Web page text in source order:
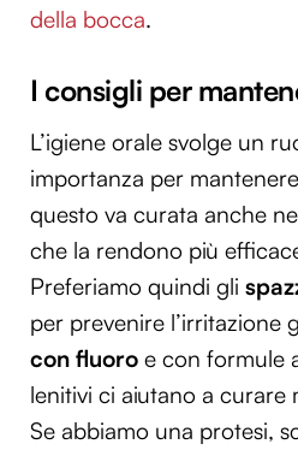
della bocca.
I consigli per
L’igiene orale svolge un
importanza per
questo va curata anche
che la rendono più
Preferiamo quindi gli
per prevenire l’irritazione
con fluoro e con formule
lenitivi ci aiutano a curare
Se abbiamo una protesi,